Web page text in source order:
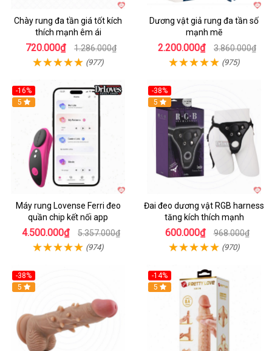
Chày rung đa tần giá tốt kích
thích mạnh êm ái
720.000₫ 1.286.000₫
(977)
Dương vật giả rung đa tần số
mạnh mẽ
2.200.000₫ 3.860.000₫
(975)
-16%
Hot
5
Máy rung Lovense Ferri đeo
quần chip kết nối app
4.500.000₫ 5.357.000₫
(974)
-38%
Hot
5
Đai đeo dương vật RGB harness
tăng kích thích mạnh
600.000₫ 968.000₫
(970)
-38%
5
-14%
5